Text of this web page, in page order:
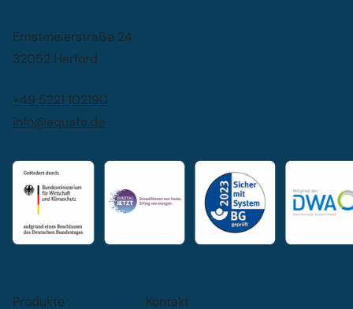
Ernstmeierstraße 24
32052 Herford
+49 5221 102190
info@aquato.de
Produkte Kontakt